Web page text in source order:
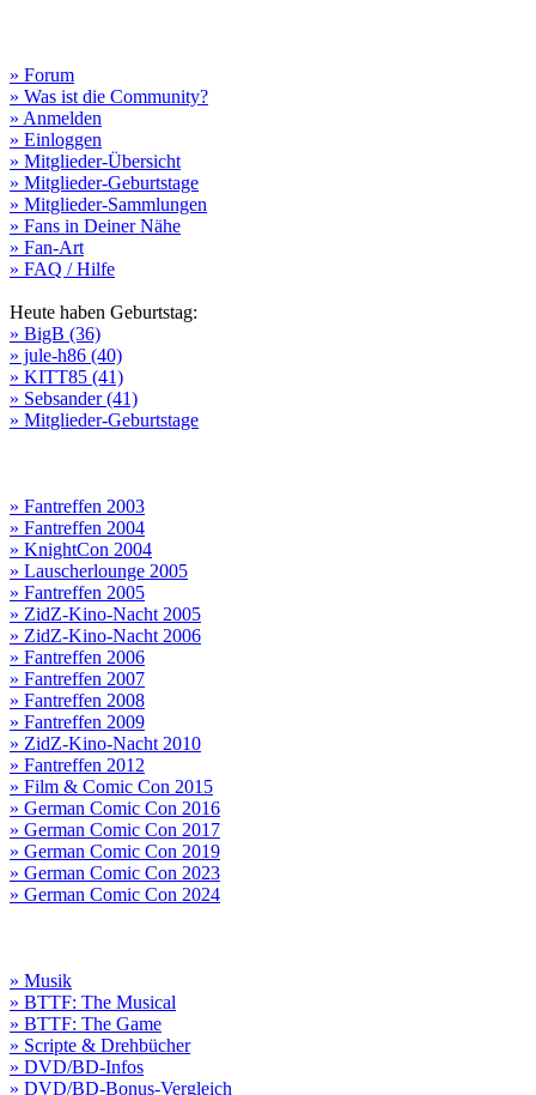
» Forum
» Was ist die Community?
» Anmelden
» Einloggen
» Mitglieder-Übersicht
» Mitglieder-Geburtstage
» Mitglieder-Sammlungen
» Fans in Deiner Nähe
» Fan-Art
» FAQ / Hilfe
Heute haben Geburtstag:
» BigB (36)
» jule-h86 (40)
» KITT85 (41)
» Sebsander (41)
» Mitglieder-Geburtstage
» Fantreffen 2003
» Fantreffen 2004
» KnightCon 2004
» Lauscherlounge 2005
» Fantreffen 2005
» ZidZ-Kino-Nacht 2005
» ZidZ-Kino-Nacht 2006
» Fantreffen 2006
» Fantreffen 2007
» Fantreffen 2008
» Fantreffen 2009
» ZidZ-Kino-Nacht 2010
» Fantreffen 2012
» Film & Comic Con 2015
» German Comic Con 2016
» German Comic Con 2017
» German Comic Con 2019
» German Comic Con 2023
» German Comic Con 2024
» Musik
» BTTF: The Musical
» BTTF: The Game
» Scripte & Drehbücher
» DVD/BD-Infos
» DVD/BD-Bonus-Vergleich